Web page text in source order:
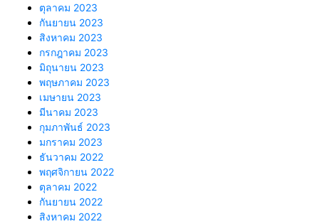
ตุลาคม 2023
กันยายน 2023
สิงหาคม 2023
กรกฎาคม 2023
มิถุนายน 2023
พฤษภาคม 2023
เมษายน 2023
มีนาคม 2023
กุมภาพันธ์ 2023
มกราคม 2023
ธันวาคม 2022
พฤศจิกายน 2022
ตุลาคม 2022
กันยายน 2022
สิงหาคม 2022